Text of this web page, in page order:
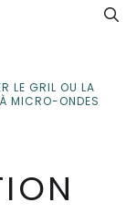
LE GRIL OU LA
MICRO-ONDES